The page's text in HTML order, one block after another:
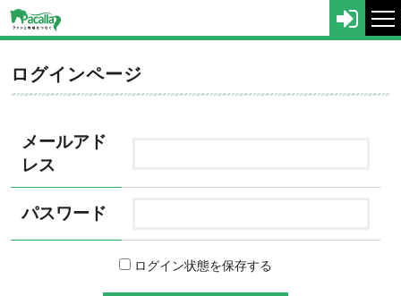
ログインページ
メールアド
レス
パスワード
ログイン状態を保存する